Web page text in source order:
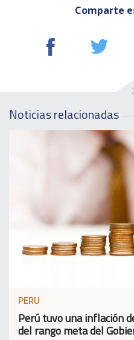
Comparte
Noticias relacionadas
PERU
Perú tuvo una inflación
del rango meta del